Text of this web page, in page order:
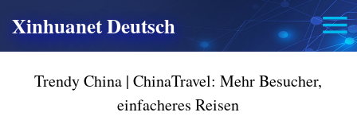
Xinhuanet Deutsch
Trendy China | ChinaTravel: Mehr Besucher,
einfacheres Reisen